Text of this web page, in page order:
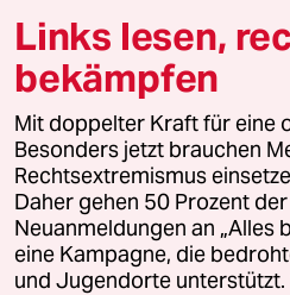
Mehr taz Angebote
Reisen
Kantine
Shop
Anzeigen
Links lesen,
bekämpfen
Mit doppelter Kraft für eine
Besonders jetzt brauchen
Rechtsextremismus
Daher gehen 50 Prozent
Neuanmeldungen an „Alles
eine Kampagne, die
und Jugendorte unterstützt.